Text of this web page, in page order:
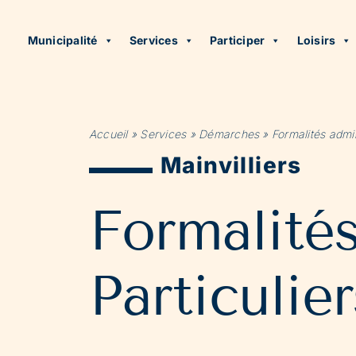
Municipalité Services Participer Loisirs
Accueil» Services» Démarches» Formalités
Mainvilliers